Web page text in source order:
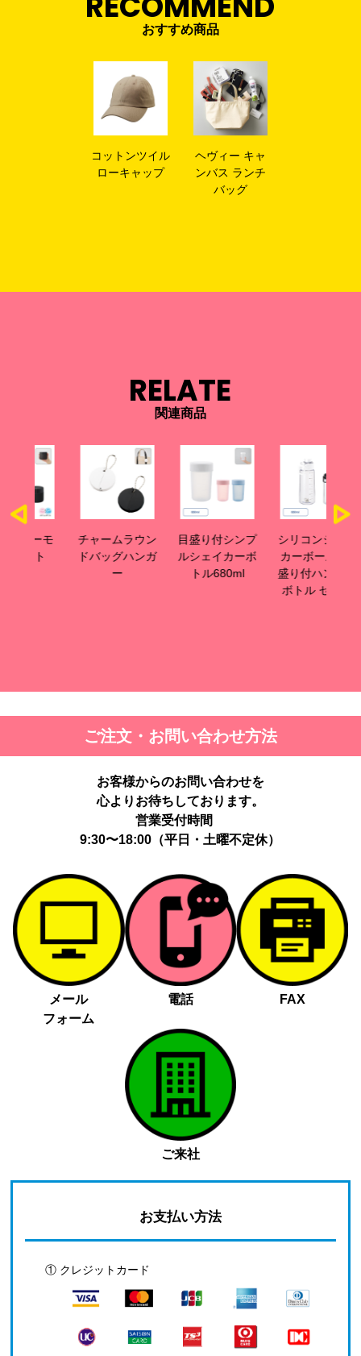
おすすめ商品
コットンツイル
ローキャップ
ヘヴィー キャ
ンバス ランチ
バッグ
RELATE
関連商品
チャームラウン
ドバッグハンガ
目盛り付シンプ
ルシェイカーボ
トル680ml
シリコンシェイ
カーボール+目
盛り付ハンドル
ボトル セット
ご注文・お問い合わせ方法
お客様からのお問い合わせを
心よりお待ちしております。
営業受付時間
9:30〜18:00（平日・土曜不定休）
メール
フォーム
電話 FAX
ご来社
お支払い方法
① クレジットカード